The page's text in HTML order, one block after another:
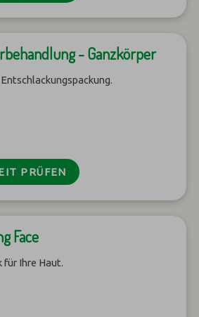
- Ganzkörper
PRÜFEN
Face
für Ihre Haut.